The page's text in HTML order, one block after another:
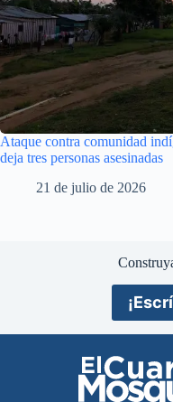
Ataque contra comunidad
deja tres personas asesinadas
21 de julio de 2026